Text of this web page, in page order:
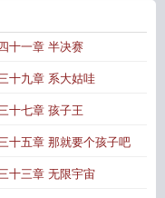
却在灵气复苏开始就挂掉这样
兮决定要拿出真本事来。——
是神明呢不是神明
不是神明篱笆才不是神明尺凫
笔趣阁不是神的意思
神 神明不是神神明是存在
定要是神明是神不是神不是
十一章 半决赛
十九章 系大姑哇
十七章 孩子王
十五章 那就要个孩子吧
十三章 无限宇宙